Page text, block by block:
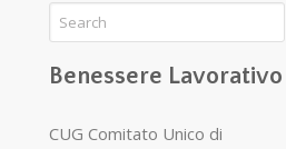
Benessere Lavorativo
CUG Comitato Unico di